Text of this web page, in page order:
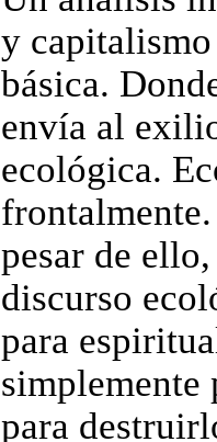
y
básica.
envía al
ecológica.
pesar de
discurso
para
para